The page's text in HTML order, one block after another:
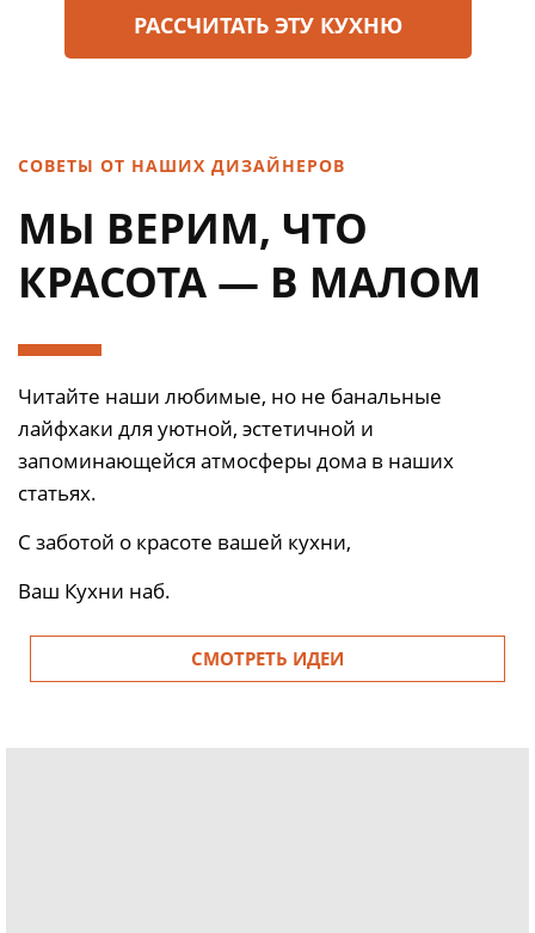
РАСCЧИТАТЬ ЭТУ КУХНЮ
СОВЕТЫ ОТ НАШИХ ДИЗАЙНЕРОВ
МЫ ВЕРИМ, ЧТО
КРАСОТА — В МАЛОМ
Читайте наши любимые, но не банальные
лайфхаки для уютной, эстетичной и
запоминающейся атмосферы дома в наших
статьях.
С заботой о красоте вашей кухни,
Ваш Кухни наб.
СМОТРЕТЬ ИДЕИ